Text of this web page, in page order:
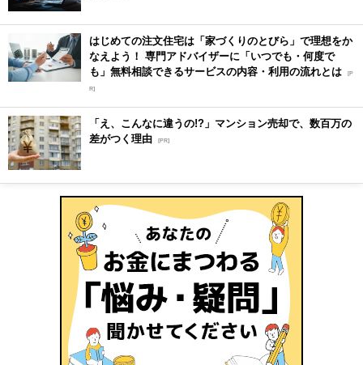
はじめての注文住宅は「家づくりのとびら」で理想をか
なえよう！ 専門アドバイザーに「いつでも・何度で
も」無料相談できるサービスの内容・利用の流れとは [P
R]
「え、こんなに違うの!?」マンション売却で、数百万の
差がつく理由 [PR]